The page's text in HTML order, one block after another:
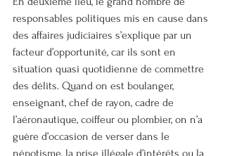
responsables politiques mis en cause dans
des affaires judiciaires s’explique par un
facteur d’opportunité, car ils sont en
situation quasi quotidienne de commettre
des délits. Quand on est boulanger,
enseignant, chef de rayon, cadre de
l’aéronautique, coiffeur ou plombier, on n’a
guère d’occasion de verser dans le
népotisme, la prise illégale d’intérêts ou la